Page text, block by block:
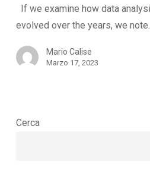
If we examine how data
evolved over the years, we note…
Mario Calise
Marzo 17, 2023
Cerca